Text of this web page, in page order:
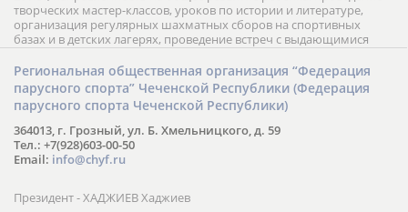
творческих мастер-классов, уроков по истории и литературе,
организация регулярных шахматных сборов на спортивных
базах и в детских лагерях, проведение встреч с выдающимися
шахматистами; корпоративное обучение; онлайн обучение в
форме вебинаров и индивидуальных занятий, круглые столы
российских и международных тренеров, организация фестивалей;
онлайн трансляция мероприятий и турниров.
Региональная общественная организация “Федерация
парусного спорта” Чеченской Республики (Федерация
парусного спорта Чеченской Республики)
364013, г. Грозный, ул. Б. Хмельницкого, д. 59
Тел.: +7(928)603-00-50
Email: info@chyf.ru
Президент - ХАДЖИЕВ Хаджиев